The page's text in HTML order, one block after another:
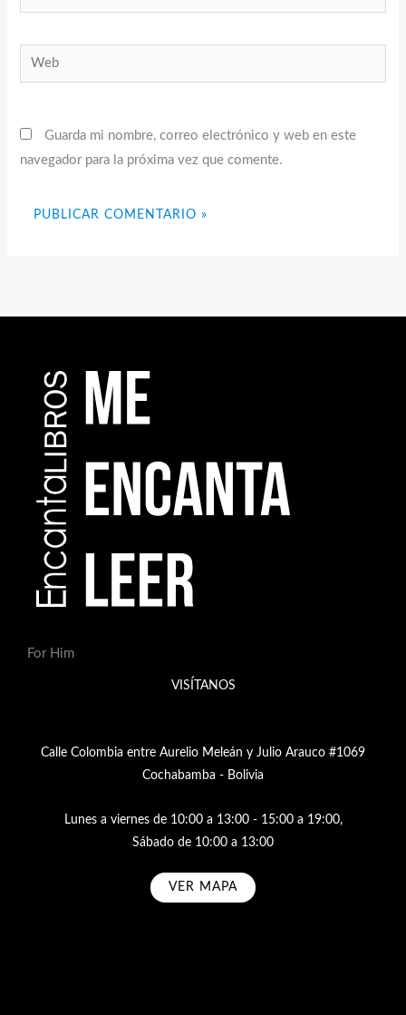
electrónico*
Web
Guarda mi nombre, correo electrónico y web en este
navegador para la próxima vez que comente.
For Him
VISÍTANOS
Calle Colombia entre Aurelio Meleán y Julio Arauco #1069
Cochabamba - Bolivia
Lunes a viernes de 10:00 a 13:00 - 15:00 a 19:00,
Sábado de 10:00 a 13:00
VER MAPA